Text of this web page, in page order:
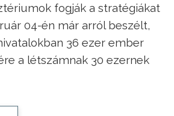
fogják a stratégiákat
04-én már arról beszélt,
36 ezer ember
a létszámnak 30 ezernek